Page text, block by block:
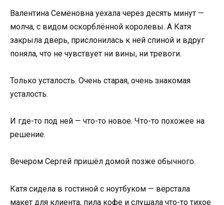
Валентина Семёновна уехала через десять минут —
молча, с видом оскорблённой королевы. А Катя
закрыла дверь, прислонилась к ней спиной и вдруг
поняла, что не чувствует ни вины, ни тревоги.
Только усталость. Очень старая, очень знакомая
усталость.
И где-то под ней — что-то новое. Что-то похожее на
решение.
Вечером Сергей пришёл домой позже обычного.
Катя сидела в гостиной с ноутбуком — вёрстала
макет для клиента, пила кофе и слушала что-то тихое